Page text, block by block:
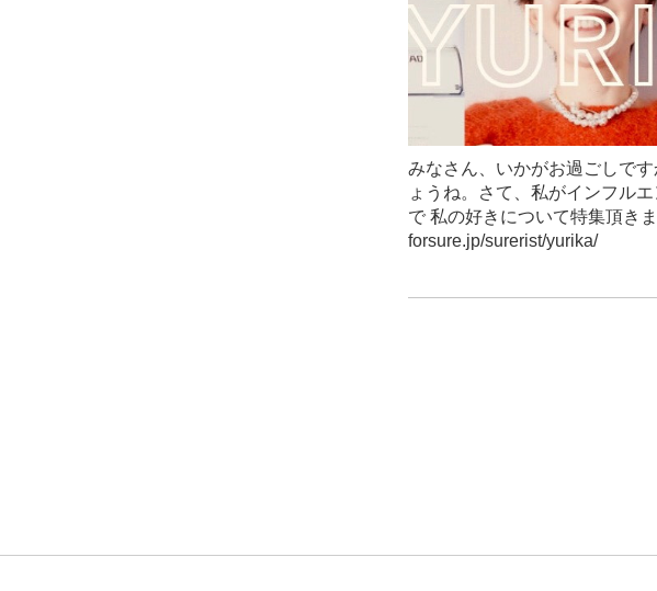
みなさん、いかがお過ごしで
ょうね。さて、私がインフル
で 私の好きについて特集頂き
forsure.jp/surerist/yurika/